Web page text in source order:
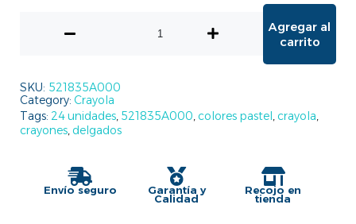
Agregar al
carrito
SKU: 521835A000
Category: Crayola
Tags: 24 unidades 521835A000 colores pastel crayola
crayones delgados
Envío seguro Garantía y
Calidad
Recojo en
tienda